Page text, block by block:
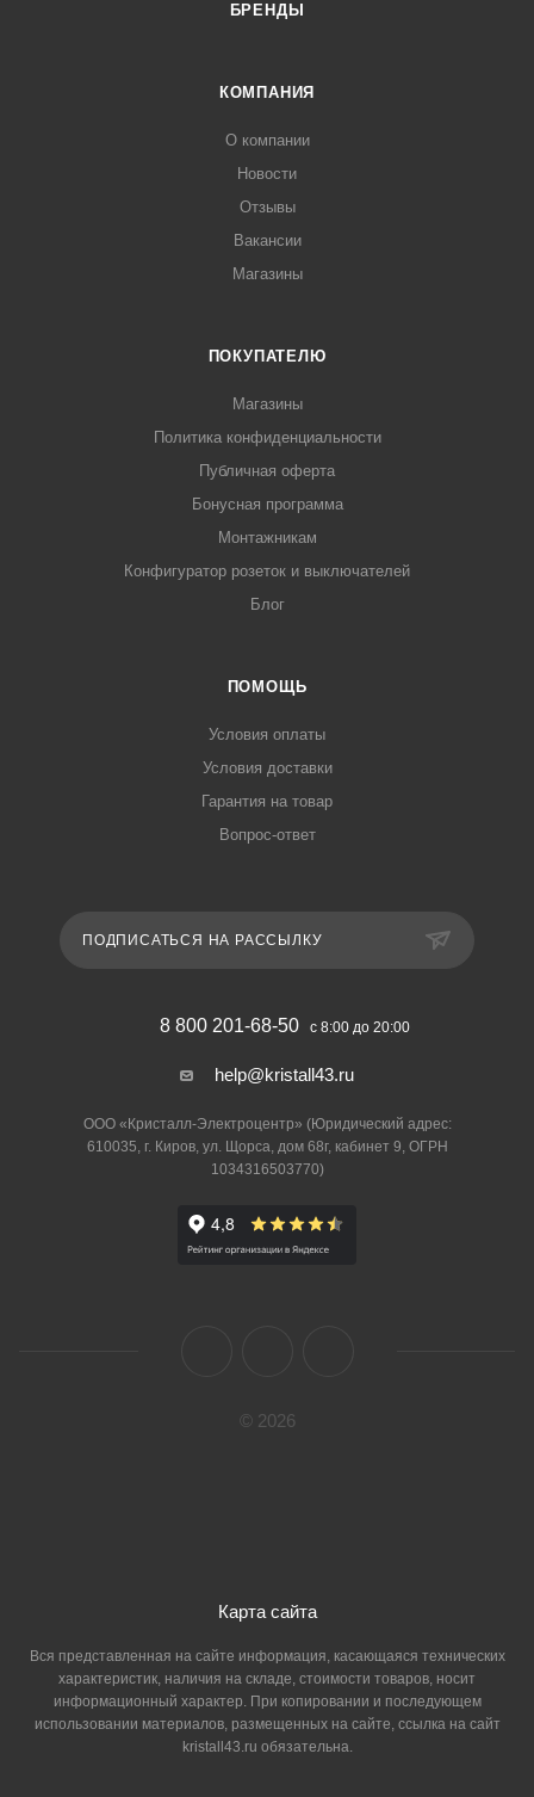
БРЕНДЫ
КОМПАНИЯ
О компании
Новости
Отзывы
Вакансии
Магазины
ПОКУПАТЕЛЮ
Магазины
Политика конфиденциальности
Публичная оферта
Бонусная программа
Монтажникам
Конфигуратор розеток и выключателей
Блог
ПОМОЩЬ
Условия оплаты
Условия доставки
Гарантия на товар
Вопрос-ответ
ПОДПИСАТЬСЯ НА РАССЫЛКУ
8 800 201-68-50 с 8:00 до 20:00
help@kristall43.ru
ООО «Кристалл-Электроцентр» (Юридический адрес:
610035, г. Киров, ул. Щорса, дом 68г, кабинет 9, ОГРН
1034316503770)
© 2026
Карта сайта
Вся представленная на сайте информация, касающаяся технических
характеристик, наличия на складе, стоимости товаров, носит
информационный характер. При копировании и последующем
использовании материалов, размещенных на сайте, ссылка на сайт
kristall43.ru обязательна.